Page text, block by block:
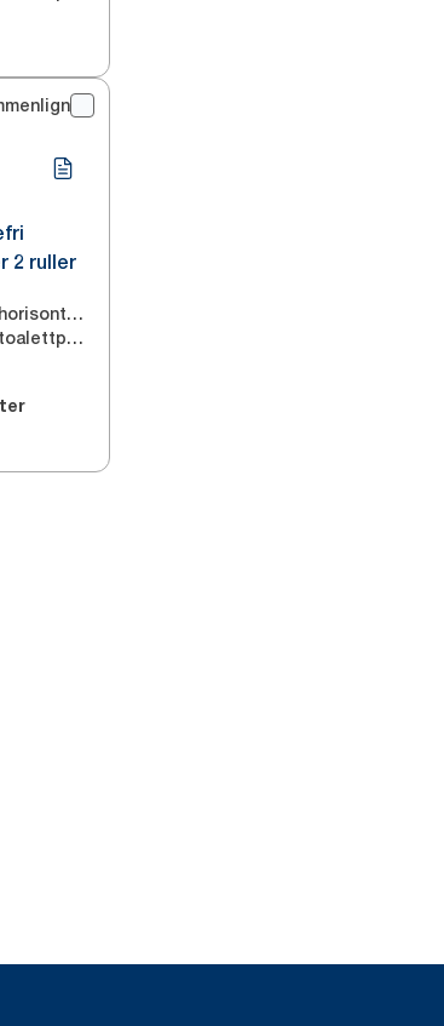
2 ruller
Twin horisontal med høy kapasitet
Hylsefritt toalettpapir